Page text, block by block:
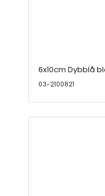
6x10cm Dybblå
03-2100821